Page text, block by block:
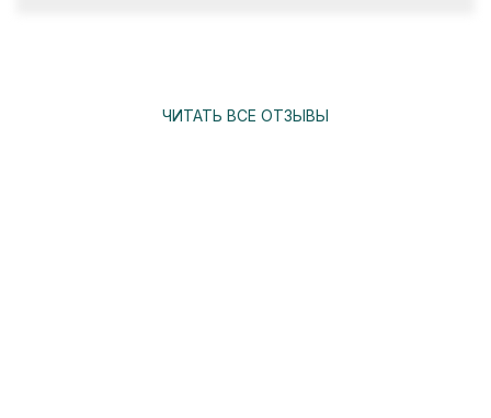
ЧИТАТЬ ВСЕ ОТЗЫВЫ